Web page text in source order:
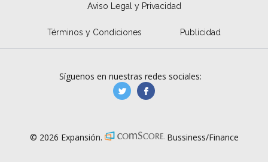
Aviso Legal y Privacidad
Términos y Condiciones Publicidad
Síguenos en nuestras redes sociales:
manufacturaGE
© 2026 Expansión. Bussiness/Finance